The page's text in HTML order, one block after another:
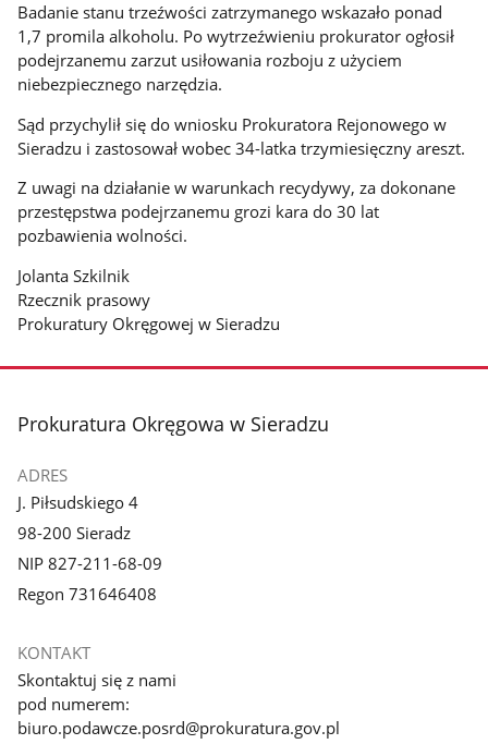
Badanie stanu trzeźwości zatrzymanego wskazało ponad
1,7 promila alkoholu. Po wytrzeźwieniu prokurator ogłosił
podejrzanemu zarzut usiłowania rozboju z użyciem
niebezpiecznego narzędzia.
Sąd przychylił się do wniosku Prokuratora Rejonowego w
Sieradzu i zastosował wobec 34-latka trzymiesięczny areszt.
Z uwagi na działanie w warunkach recydywy, za dokonane
przestępstwa podejrzanemu grozi kara do 30 lat
pozbawienia wolności.
Jolanta Szkilnik
Rzecznik prasowy
Prokuratury Okręgowej w Sieradzu
stopka
Prokuratura Okręgowa w Sieradzu
ADRES
J. Piłsudskiego 4
98-200 Sieradz
NIP 827-211-68-09
Regon 731646408
KONTAKT
Skontaktuj się z nami
pod numerem:
biuro.podawcze.posrd@prokuratura.gov.pl